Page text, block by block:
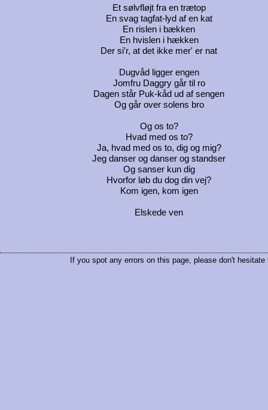
Et sølvfløjt fra en trætop
En svag tagfat-lyd af en kat
En rislen i bækken
En hvislen i hækken
Der si'r, at det ikke mer' er nat
Dugvåd ligger engen
Jomfru Daggry går til ro
Dagen står Puk-kåd ud af sengen
Og går over solens bro
Og os to?
Hvad med os to?
Ja, hvad med os to, dig og mig?
Jeg danser og danser og standser
Og sanser kun dig
Hvorfor løb du dog din vej?
Kom igen, kom igen
Elskede ven
If you spot any errors on this page, please don't